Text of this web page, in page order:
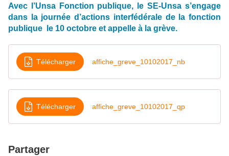
Avec l’Unsa Fonction publique, le SE-Unsa s’engage
dans la journée d’actions interfédérale de la fonction
publique le 10 octobre et appelle à la grève.
Télécharger affiche_greve_10102017_nb
Télécharger affiche_greve_10102017_qp
Partager